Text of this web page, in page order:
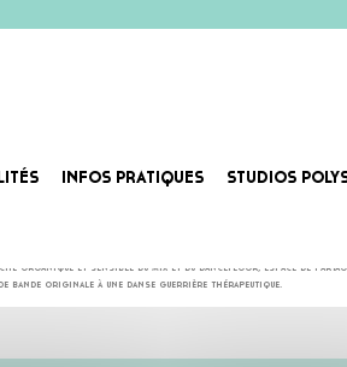
INFOS PRATIQUES STUDIOS
organique et sensible du mix et du dancefloor, espace de
originale à une danse guerrière thérapeutique.